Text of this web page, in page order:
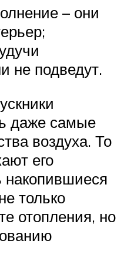
– они
не подведут.
даже самые
воздуха. То
его
накопившиеся
только
отопления, но